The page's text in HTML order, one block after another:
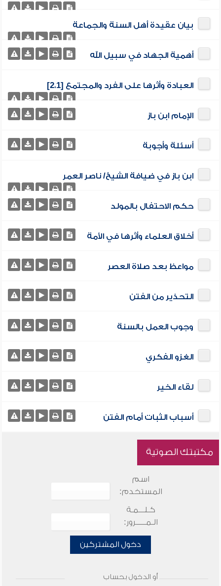
بيان عقيدة أهل السنة والجماعة
أهمية الجهاد في سبيل الله
العبادة وأثرها على الفرد والمجتمع [2،1]
الإمام ابن باز
أسئلة وأجوبة
ابن باز في ضيافة الشيخ/ ناصر العمر
حكم الاحتفال بالمولد
أخلاق العلماء وأثرها في الأمة
مواعظ بعد صلاة العصر
التحذير من الفتن
وجوب العمل بالسنة
الغزو الفكري
لقاء الخير
أسباب الثبات أمام الفتن
مكتبتك الصوتية
اسم
المستخدم:
كـلـــمـة
الـمـــــرور:
دخول المشتركين
أو الدخول بحساب